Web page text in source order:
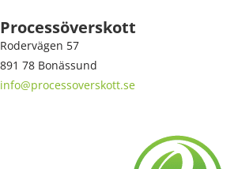
Processöverskott
Rodervägen 57
891 78 Bonässund
info@processoverskott.se